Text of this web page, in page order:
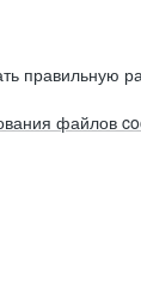
правильную
файлов